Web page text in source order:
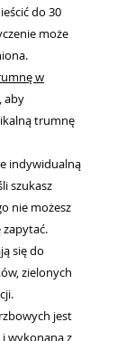
do 30
może
w
aby
trumnę
indywidualną
szukasz
nie możesz
zapytać.
się do
zielonych
jest